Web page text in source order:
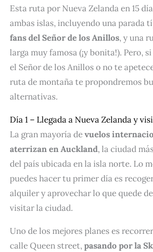
Esta ruta por Nueva Zelanda en 15
ambas islas, incluyendo una parada
fans del Señor de los Anillos, y una
larga muy famosa (¡y bonita!). Pero,
el Señor de los Anillos o no te
ruta de montaña te propondremos
alternativas.
Día 1 – Llegada a Nueva Zelanda y
La gran mayoría devuelos
aterrizan en Auckland, la ciudad
del país ubicada en la isla norte. Lo
puedes hacer tu primer día es
alquiler y aprovechar lo que quede
visitar la ciudad.
Uno de los mejores planes es
calle Queen street,pasando por la